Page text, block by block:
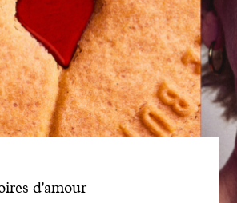
Mon compte
E-Shop
d'amour